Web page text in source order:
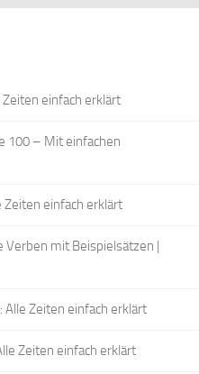
einfach erklärt
100 – Mit einfachen
Zeiten einfach erklärt
Verben mit Beispielsätzen |
Zeiten einfach erklärt
Zeiten einfach erklärt